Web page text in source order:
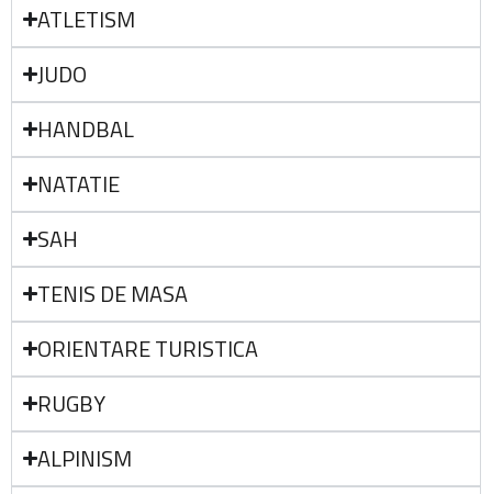
ATLETISM
JUDO
HANDBAL
NATATIE
SAH
TENIS DE MASA
ORIENTARE TURISTICA
RUGBY
ALPINISM